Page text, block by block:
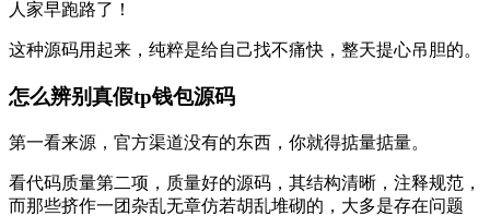
人家早跑路了！
这种源码用起来，纯粹是给自己找不痛快，整天提心吊胆的。
怎么辨别真假tp钱包源码
第一看来源，官方渠道没有的东西，你就得掂量掂量。
看代码质量第二项，质量好的源码，其结构清晰，注释规范，
而那些挤作一团杂乱无章仿若胡乱堆砌的，大多是存在问题